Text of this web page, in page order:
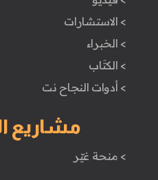
> الاستشارات
> الخبراء
> الكتَاب
> أدوات النجاح نت
مشاريع
> منحة غيّر